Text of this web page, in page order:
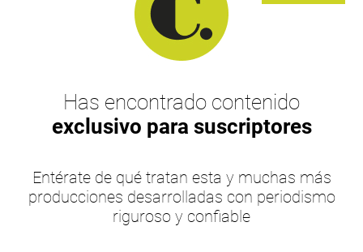
Has encontrado contenido
exclusivo para suscriptores
Entérate de qué tratan esta y muchas más
producciones desarrolladas con periodismo
riguroso y confiable